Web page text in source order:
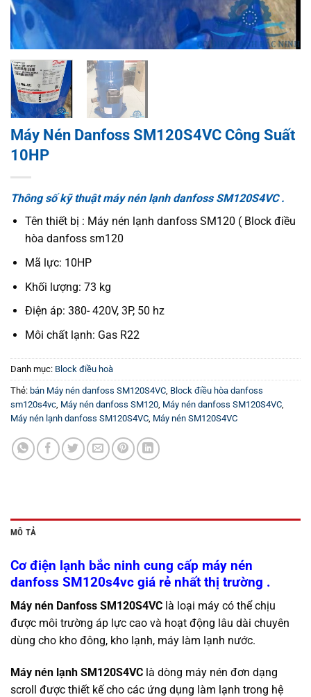
Máy Nén Danfoss SM120S4VC Công Suất
10HP
Thông số kỹ thuật máy nén lạnh danfoss SM120S4VC .
Tên thiết bị : Máy nén lạnh danfoss SM120 ( Block điều
hòa danfoss sm120
Mã lực: 10HP
Khối lượng: 73 kg
Điện áp: 380- 420V, 3P, 50 hz
Môi chất lạnh: Gas R22
Danh mục: Block điều hoà
Thẻ: bán Máy nén danfoss SM120S4VC Block điều hòa danfoss
sm120s4vc Máy nén danfoss SM120 Máy nén danfoss SM120S4VC
Máy nén lạnh danfoss SM120S4VC Máy nén SM120S4VC
MÔ TẢ
Cơ điện lạnh bắc ninh cung cấp máy nén
danfoss SM120s4vc giá rẻ nhất thị trường .
Máy nén Danfoss SM120S4VC là loại máy có thể chịu
được môi trường áp lực cao và hoạt động lâu dài chuyên
dùng cho kho đông, kho lạnh, máy làm lạnh nước.
Máy nén lạnh SM120S4VC là dòng máy nén đơn dạng
scroll được thiết kế cho các ứng dụng làm lạnh trong hệ